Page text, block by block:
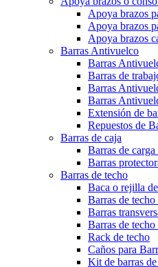
Apoya brazos
Apoya brazos
Apoya brazos
Barras Antivuelco
Barras
Barras de
Barras
Barras
Extensión de
Repuestos de
Barras de caja
Barras de carga
Barras
Barras de techo
Baca o rejilla
Barras de
Barras
Barras de techo
Rack de techo
Caños para
Kit de barras